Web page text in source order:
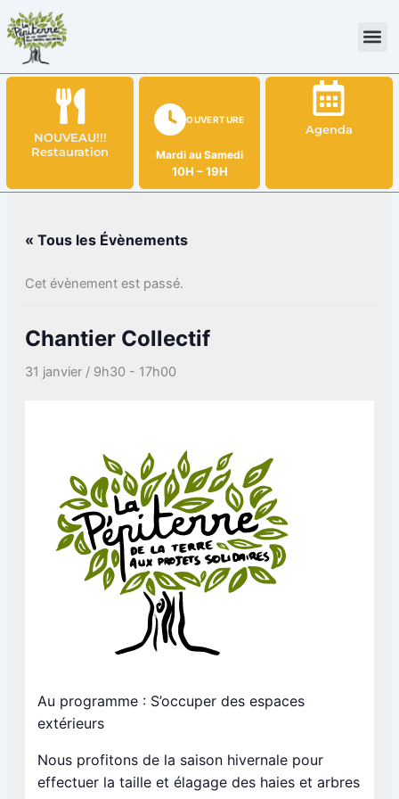
Aller
au
contenu
NOUVEAU!!!
Restauration
OUVERTURE
Mardi au Samedi
10H – 19H
Agenda
« Tous les Évènements
Cet évènement est passé.
Chantier Collectif
31 janvier / 9h30 - 17h00
Au programme : S’occuper des espaces
extérieurs
Nous profitons de la saison hivernale pour
effectuer la taille et élagage des haies et arbres